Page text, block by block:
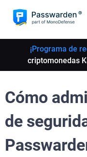
¡Programa de
criptomonedas
Cómo
de